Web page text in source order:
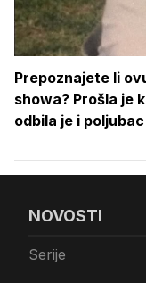
Prepoznajete li
showa? Prošla je
odbila je i
NOVOSTI
Serije